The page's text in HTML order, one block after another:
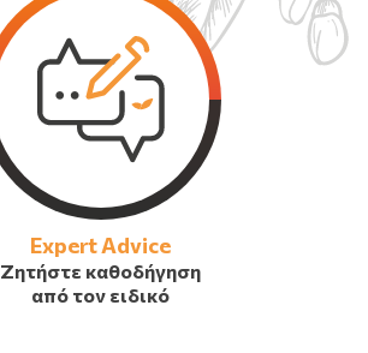
Expert Advice
Ζητήστε καθοδήγηση
από τον ειδικό